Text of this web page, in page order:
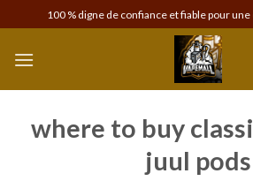
to
content
100 % digne de confiance et fiable pour
where to buy
juul pods